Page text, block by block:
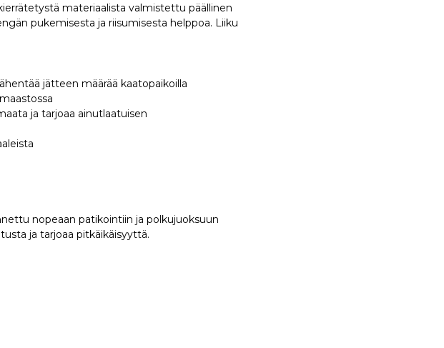
materiaalista valmistettu päällinen
pukemisesta ja riisumisesta helppoa. Liiku
jätteen määrää kaatopaikoilla
ja tarjoaa ainutlaatuisen
nopeaan patikointiin ja polkujuoksuun
ja tarjoaa pitkäikäisyyttä.